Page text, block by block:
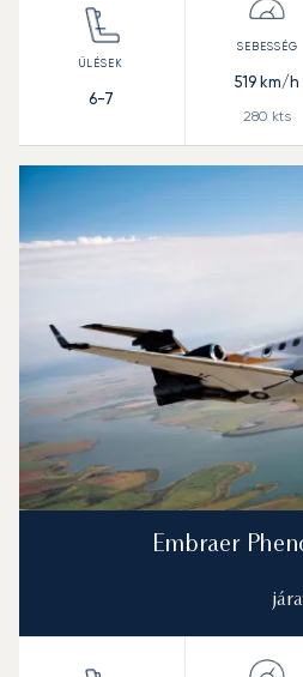
6-7
519 km/h
280 kts
Embraer